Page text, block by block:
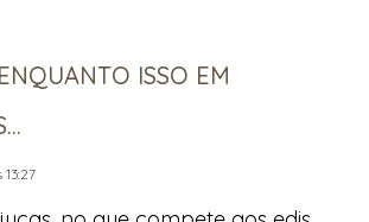
ENQUANTO ISSO EM